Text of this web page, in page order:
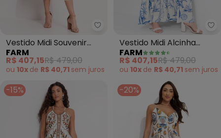
Farm - Vestido Midi Souvenir
Vestido Midi Souvenir
Litoral (Bege)
FARM
R$ 407,15R$ 479,00
ou 10x de R$ 40,71 sem juros
Vestido Midi Alcinha
Cordas e Aves (Bege)
FARM
R$ 407,15R$ 479,00
ou 10x de R$ 40,71 sem juros
-15% -20%